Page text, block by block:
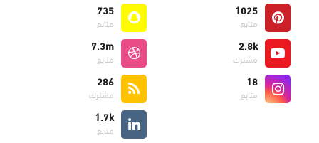
1025
متابع
735
متابع
2.8k
مشترك
7.3m
متابع
18
متابع
286
مشترك
1.7k
متابع